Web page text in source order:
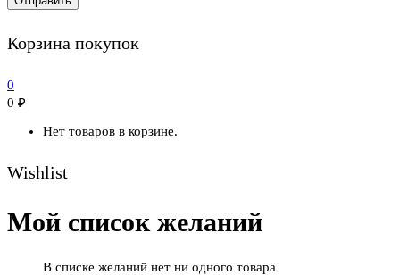
Корзина покупок
0
0 ₽
Нет товаров в корзине.
Wishlist
Мой список желаний
В списке желаний нет ни одного товара